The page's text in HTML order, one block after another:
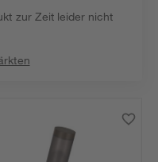
zur Zeit leider nicht